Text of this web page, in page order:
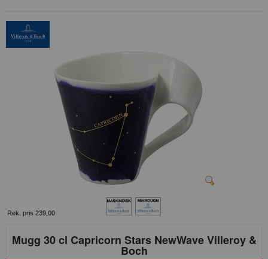
Rek. pris 239,00
Mugg 30 cl Capricorn Stars NewWave Villeroy &
Boch